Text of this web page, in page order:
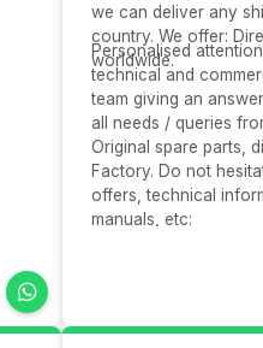
we can deliver any
country. We offer:
worldwide.
Personalised
technical and
team giving an
all needs / queries
Original spare parts,
Factory. Do not
offers, technical
manuals, etc: